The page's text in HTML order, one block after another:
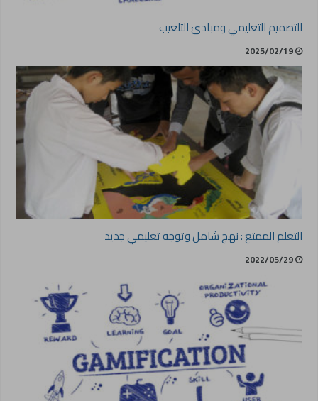
التصميم التعليمي ومبادئ التلعيب
2025/02/19
التعلم الممتع : نهج شامل وتوجه تعليمي جديد
2022/05/29